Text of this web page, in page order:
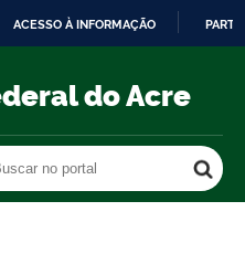
ACESSO À INFORMAÇÃO
do Acre
Buscar no portal